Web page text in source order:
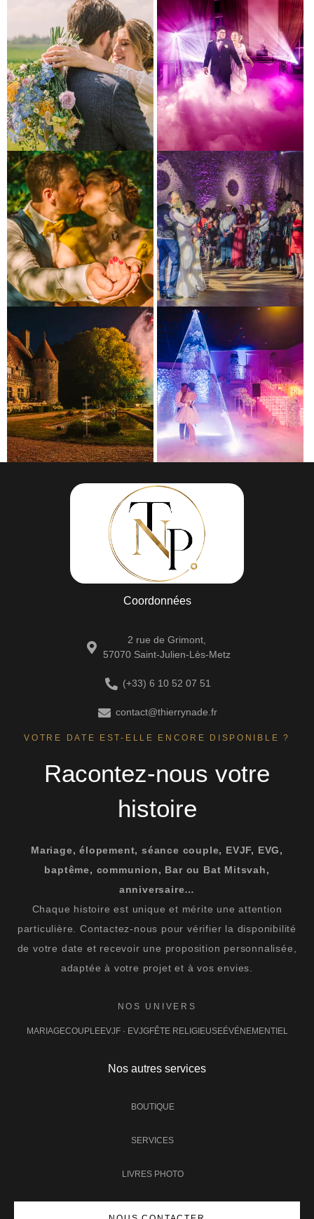
Coordonnées
2 rue de Grimont,
57070 Saint-Julien-Lès-Metz
(+33) 6 10 52 07 51
contact@thierrynade.fr
VOTRE DATE EST-ELLE ENCORE DISPONIBLE ?
Racontez-nous votre
histoire
Mariage, élopement, séance couple, EVJF, EVG,
baptême, communion, Bar ou Bat Mitsvah,
anniversaire…
Chaque histoire est unique et mérite une attention
particulière. Contactez-nous pour vérifier la disponibilité
de votre date et recevoir une proposition personnalisée,
adaptée à votre projet et à vos envies.
NOS UNIVERS
MARIAGECOUPLEEVJF · EVJGFÊTE RELIGIEUSEÉVÉNEMENTIEL
Nos autres services
BOUTIQUE
SERVICES
LIVRES PHOTO